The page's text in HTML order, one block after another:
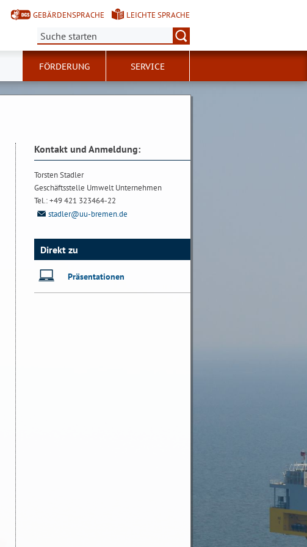
GEBÄRDENSPRACHE
LEICHTE SPRACHE
Suche:
FÖRDERUNG SERVICE
Kontakt und Anmeldung:
Torsten Stadler
Geschäftsstelle Umwelt Unternehmen
Tel.: +49 421 323464-22
stadler@uu-bremen.de
Direkt zu
Präsentationen